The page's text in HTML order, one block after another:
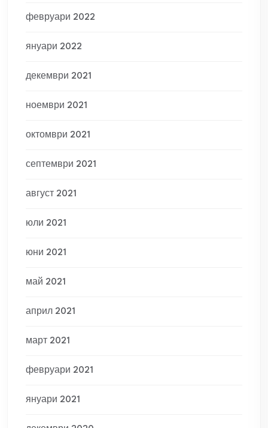
февруари 2022
януари 2022
декември 2021
ноември 2021
октомври 2021
септември 2021
август 2021
юли 2021
юни 2021
май 2021
април 2021
март 2021
февруари 2021
януари 2021